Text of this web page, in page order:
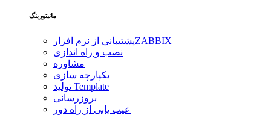
مانیتورینگ
پشتیبانی از نرم افزارZABBIX
نصب و راه اندازی
مشاوره
یکپارچه سازی
تولید Template
بروزرسانی
عیب یابی از راه دور